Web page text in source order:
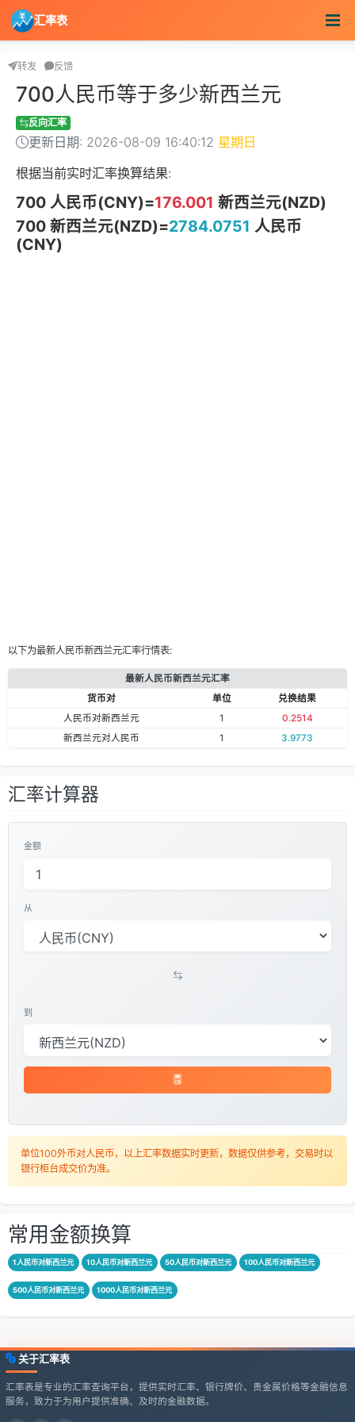
汇率表
转发 反馈
700人民币等于多少新西兰元
反向汇率
更新日期: 2026-08-09 16:40:12 星期日
根据当前实时汇率换算结果:
700 人民币(CNY)=176.001 新西兰元(NZD)
700 新西兰元(NZD)=2784.0751 人民币
(CNY)
以下为最新人民币新西兰元汇率行情表:
最新人民币新西兰元汇率
货币对
单位
兑换结果
人民币对新西兰元
1
0.2514
新西兰元对人民币
1 3.9773
汇率计算器
金额
从
到
单位100外币对人民币，以上汇率数据实时更新，数据仅供参考，交易时以
银行柜台成交价为准。
常用金额换算
1人民币对新西兰元 10人民币对新西兰元 50人民币对新西兰元 100人民币对新西兰元
500人民币对新西兰元 1000人民币对新西兰元
关于汇率表
汇率表是专业的汇率查询平台，提供实时汇率、银行牌价、贵金属价格等金融信息
服务，致力于为用户提供准确、及时的金融数据。